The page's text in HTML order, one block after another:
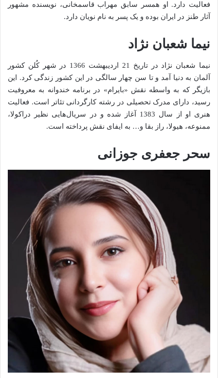
فعالیت دارد. او همسر سابق مهراب قاسمخانی، نویسنده مشهور
آثار طنز در ایران بوده و یک پسر به نام نویان دارد.
نیما شعبان نژاد
نیما شعبان ‌نژاد در تاریخ 21 اردیبهشت 1366 در شهر کُلن کشور
آلمان به دنیا آمد و تا سن چهار سالگی در این کشور زندگی کرد. این
بازیگر که به واسطه نقش «بایرام» در برنامه خندوانه به معروفیت
رسید، دارای مدرک تحصیلی در رشته کارگردانی تئاتر است. فعالیت
هنری او از سال 1383 آغاز شده و در سریال‌هایی نظیر دراکولا،
ممنوعه، هیولا، راز بقا و… به ایفای نقش پرداخته است.
سحر جعفری جوزانی